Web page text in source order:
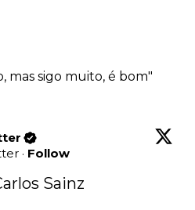
mas sigo muito, é bom"
· Follow
Sainz